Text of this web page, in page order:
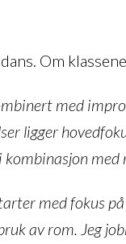
Om
med
ligger
med
med fokus
av rom. Jeg